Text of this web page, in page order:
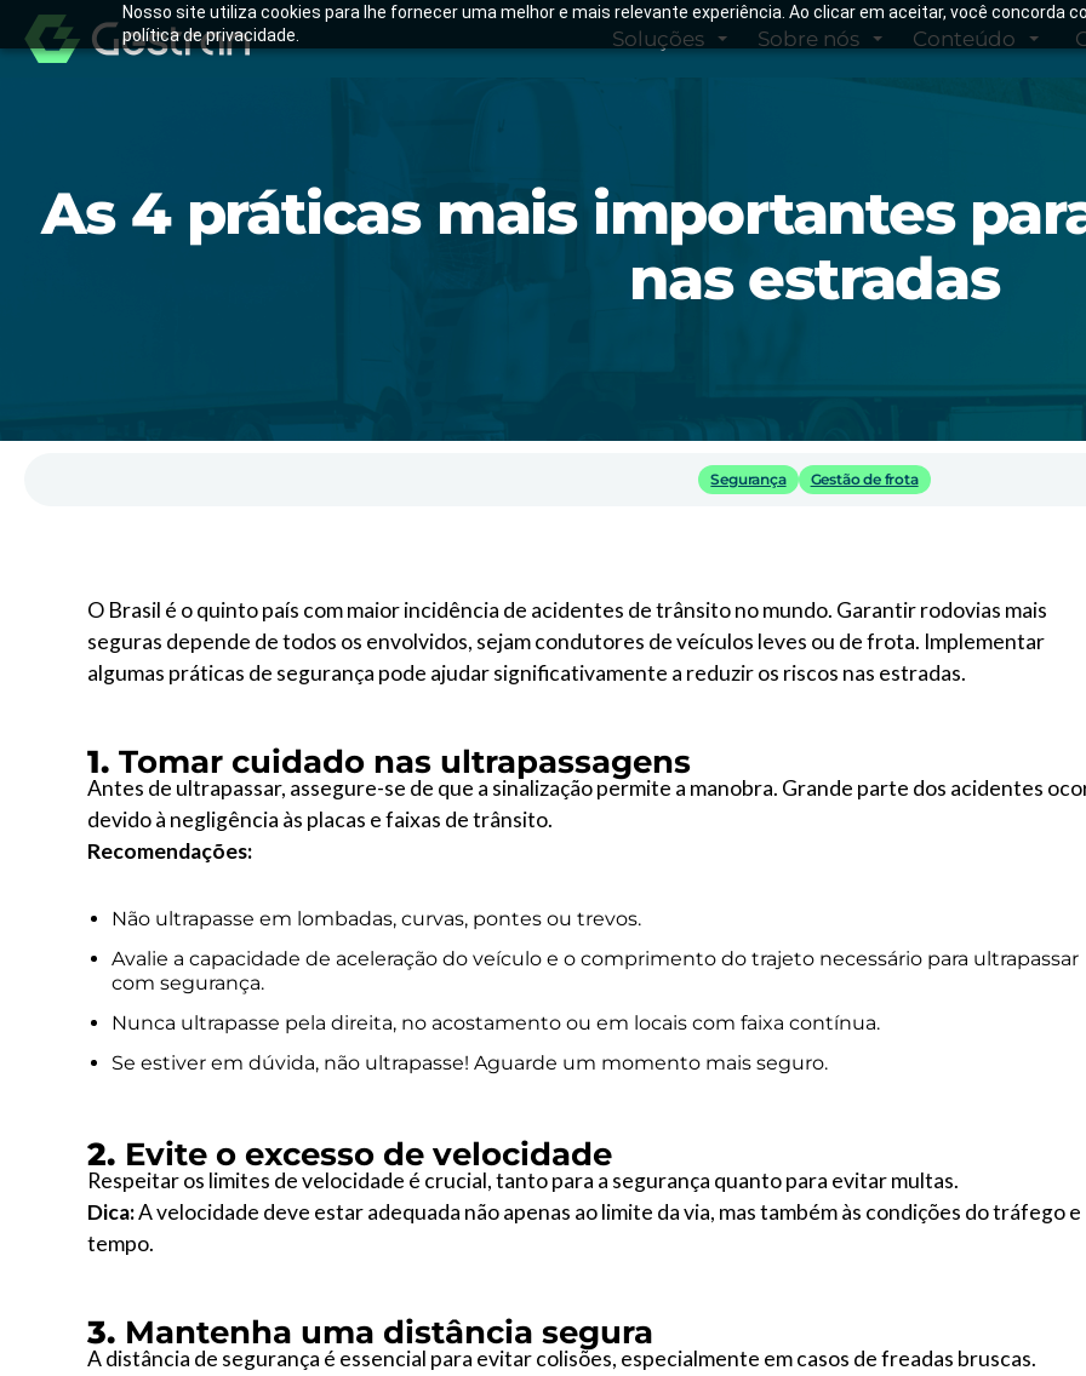
Nosso site utiliza cookies para lhe fornecer uma melhor e mais relevante experiência. Ao clicar em aceitar, você concorda
política de privacidade.
Soluções Sobre nós Conteúdo
As 4 práticas mais importantes
nas estradas
Segurança Gestão de frota
O Brasil é o quinto país com maior incidência de acidentes de trânsito no mundo. Garantir rodovias mais
seguras depende de todos os envolvidos, sejam condutores de veículos leves ou de frota. Implementar
algumas práticas de segurança pode ajudar significativamente a reduzir os riscos nas estradas.
1. Tomar cuidado nas ultrapassagens
Antes de ultrapassar, assegure-se de que a sinalização permite a manobra. Grande parte dos acidentes
devido à negligência às placas e faixas de trânsito.
Recomendações:
Não ultrapasse em lombadas, curvas, pontes ou trevos.
Avalie a capacidade de aceleração do veículo e o comprimento do trajeto necessário para ultrapassar
com segurança.
Nunca ultrapasse pela direita, no acostamento ou em locais com faixa contínua.
Se estiver em dúvida, não ultrapasse! Aguarde um momento mais seguro.
2. Evite o excesso de velocidade
Respeitar os limites de velocidade é crucial, tanto para a segurança quanto para evitar multas.
Dica:A velocidade deve estar adequada não apenas ao limite da via, mas também às condições do tráfego e
tempo.
3. Mantenha uma distância segura
A distância de segurança é essencial para evitar colisões, especialmente em casos de freadas bruscas.